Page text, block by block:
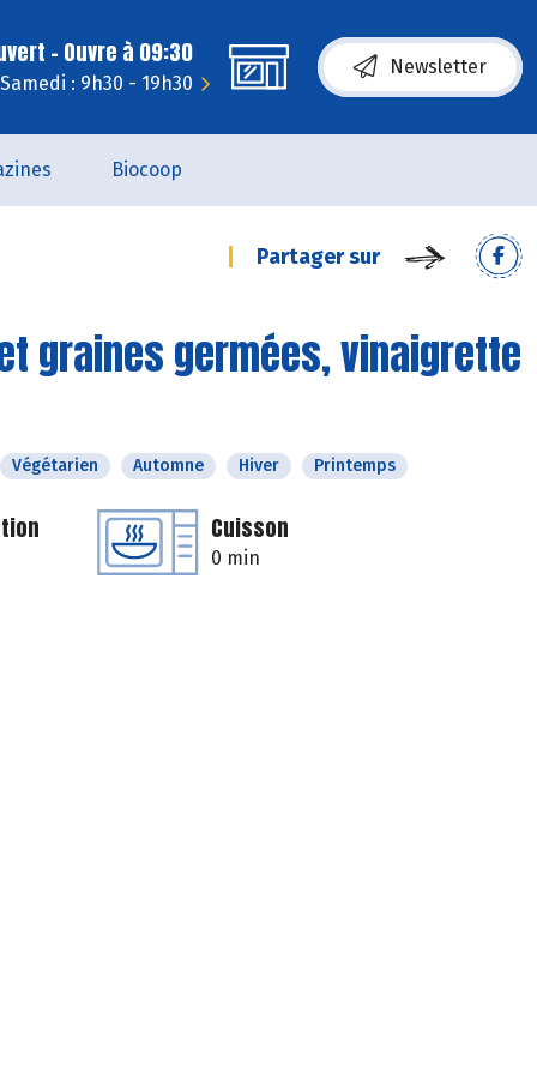
- Ouvre à 09:30
Samedi : 9h30 - 19h30
Newsletter
Biocoop
Partager sur
graines germées, vinaigrette
Végétarien Automne Hiver Printemps
Cuisson
0 min